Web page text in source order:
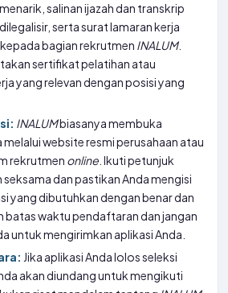
salinan ijazah dan transkrip
serta surat lamaran kerja
bagian rekrutmen INALUM.
sertifikat pelatihan atau
yang relevan dengan posisi yang
INALUMbiasanya membuka
website resmi perusahaan atau
rekrutmen online . Ikuti petunjuk
seksama dan pastikan Anda mengisi
yang dibutuhkan dengan benar dan
batas waktu pendaftaran dan jangan
untuk mengirimkan aplikasi Anda.
Jika aplikasi Anda lolos seleksi
akan diundang untuk mengikuti